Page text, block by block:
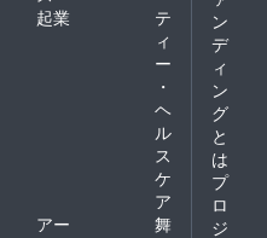
起業
テ
ィ
ー
・
ヘ
ル
ス
ケ
ア
アー
舞
ン
デ
ィ
ン
グ
と
は
プ
ロ
ジ